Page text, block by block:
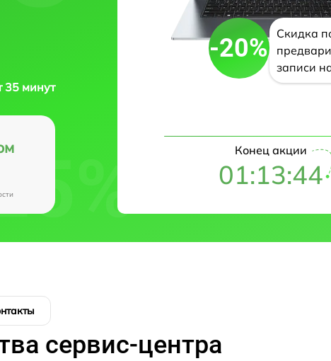
35 минут
-20%
Скидка
записи
Конец акции
01:13:43
сервис-центра